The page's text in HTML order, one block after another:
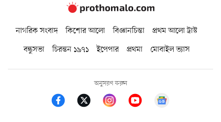
নাগরিক সংবাদ কিশোর আলো বিজ্ঞানচিন্তা
প্রথম আলো ট্রাস্ট
বন্ধুসভা
চিরন্তন ১৯৭১ ইপেপার প্রথমা মোবাইল ভ্যাস
অনুসরণ করুন